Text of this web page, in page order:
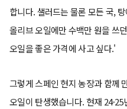
합니다. 샐러드는 물론 모든 국,
올리브 오일에만 수백만 원을 쓰
오일을 좋은 가격에 사고 싶다.'
그렇게 스페인 현지 농장과 함께
오일이 탄생했습니다. 현재 24-